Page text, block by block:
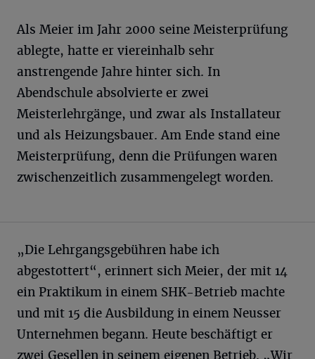
Als Meier im Jahr 2000 seine Meisterprüfung
ablegte, hatte er viereinhalb sehr
anstrengende Jahre hinter sich. In
Abendschule absolvierte er zwei
Meisterlehrgänge, und zwar als Installateur
und als Heizungsbauer. Am Ende stand eine
Meisterprüfung, denn die Prüfungen waren
zwischenzeitlich zusammengelegt worden.
„Die Lehrgangsgebühren habe ich
abgestottert“, erinnert sich Meier, der mit 14
ein Praktikum in einem SHK-Betrieb machte
und mit 15 die Ausbildung in einem Neusser
Unternehmen begann. Heute beschäftigt er
zwei Gesellen in seinem eigenen Betrieb. „Wir